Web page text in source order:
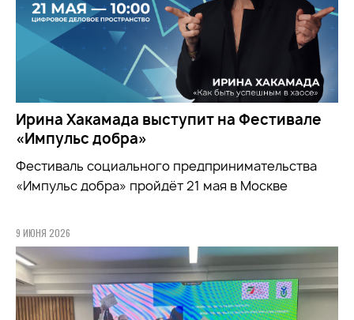
Ирина Хакамада выступит на Фестивале
«Импульс добра»
Фестиваль социального предпринимательства
«Импульс добра» пройдёт 21 мая в Москве
9 ИЮНЯ 2026